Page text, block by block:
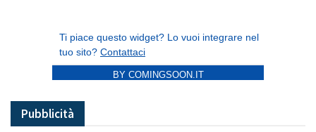
BY COMINGSOON.IT
Pubblicità